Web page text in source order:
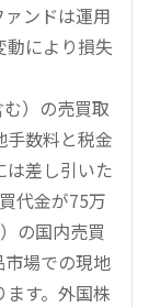
ンドは運用
動により損失
）の売買取
手数料と税金
は差し引いた
代金が75万
の国内売買
場での現地
す。外国株